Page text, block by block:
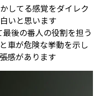
してる感覚をダイレク
いと思います
最後の番人の役割を担う
車が危険な挙動を示し
感があります